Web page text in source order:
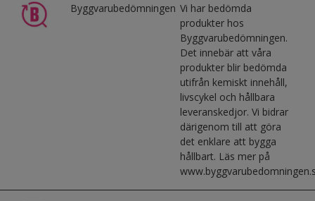
Byggvarubedömningen Vi har bedömda
produkter hos
Byggvarubedömningen.
Det innebär att våra
produkter blir bedömda
utifrån kemiskt innehåll,
livscykel och hållbara
leveranskedjor. Vi bidrar
därigenom till att göra
det enklare att bygga
hållbart. Läs mer på